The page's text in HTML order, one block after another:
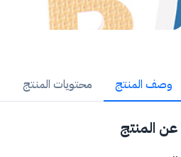
وصف المنتج محتويات المنتج
عن المنتج